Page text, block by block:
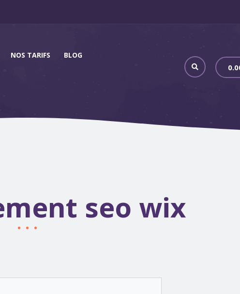
NOS TARIFS BLOG
seo wix